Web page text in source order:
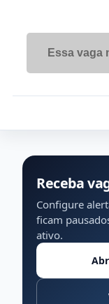
Essa vaga
Receba
Configure
ficam
ativo.